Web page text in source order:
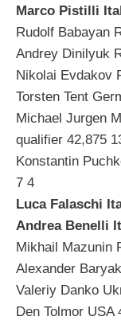
Marco Pistilli
Rudolf Babayan
Andrey Dinilyuk
Nikolai Evdakov
Torsten Tent
Michael Jurgen
qualifier 42,875
Konstantin
7 4
Luca Falaschi
Andrea Benelli
Mikhail Mazunin
Alexander
Valeriy Danko
Den Tolmor USA